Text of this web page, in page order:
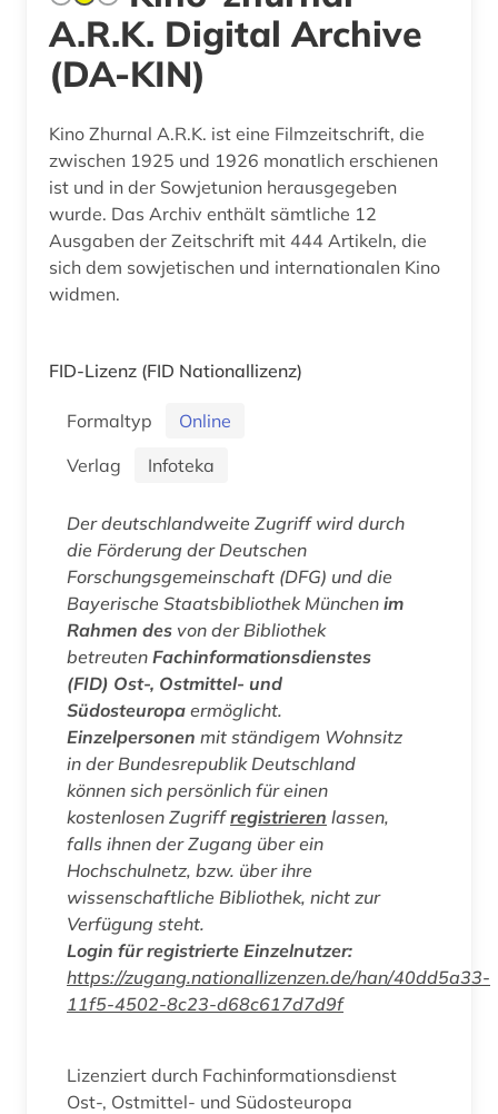
A.R.K. Digital Archive
(DA-KIN)
Kino Zhurnal A.R.K. ist eine Filmzeitschrift, die
zwischen 1925 und 1926 monatlich erschienen
ist und in der Sowjetunion herausgegeben
wurde. Das Archiv enthält sämtliche 12
Ausgaben der Zeitschrift mit 444 Artikeln, die
sich dem sowjetischen und internationalen Kino
widmen.
FID-Lizenz (FID Nationallizenz)
Formaltyp
Online
Verlag
Infoteka
Der deutschlandweite Zugriff wird durch
die Förderung der Deutschen
Forschungsgemeinschaft (DFG) und die
Bayerische Staatsbibliothek München im
Rahmen des von der Bibliothek
betreuten Fachinformationsdienstes
(FID) Ost-, Ostmittel- und
Südosteuropa ermöglicht.
Einzelpersonen mit ständigem Wohnsitz
in der Bundesrepublik Deutschland
können sich persönlich für einen
kostenlosen Zugriffregistrieren lassen,
falls ihnen der Zugang über ein
Hochschulnetz, bzw. über ihre
wissenschaftliche Bibliothek, nicht zur
Verfügung steht.
Login für registrierte Einzelnutzer:
https://zugang.nationallizenzen.de/han/40dd5a33-
11f5-4502-8c23-d68c617d7d9f
Lizenziert durch Fachinformationsdienst
Ost-, Ostmittel- und Südosteuropa